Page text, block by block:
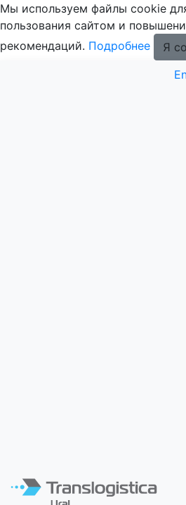
Мы используем файлы cookie
пользования сайтом и
рекомендаций. Подробнее
Я